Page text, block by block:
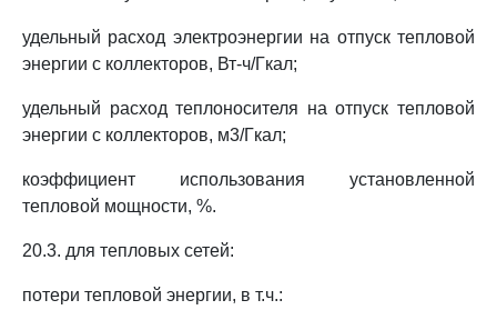
удельный расход электроэнергии на отпуск тепловой
энергии с коллекторов, Вт-ч/Гкал;
удельный расход теплоносителя на отпуск тепловой
энергии с коллекторов, м3/Гкал;
коэффициент использования установленной
тепловой мощности, %.
20.3. для тепловых сетей:
потери тепловой энергии, в т.ч.: